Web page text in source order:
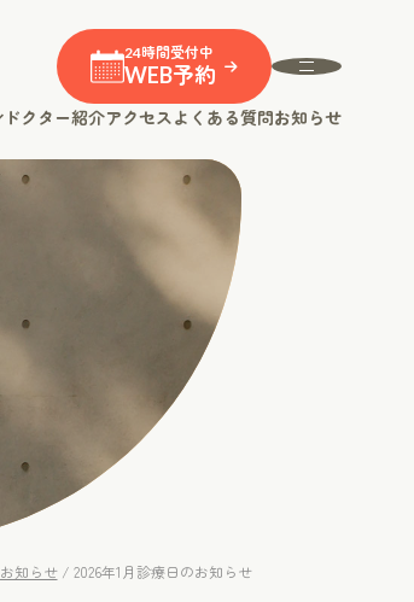
24時間受付中
WEB予約
ドクター紹介アクセスよくある質問お知らせ
お知らせ/ 2026年1月診療日のお知らせ